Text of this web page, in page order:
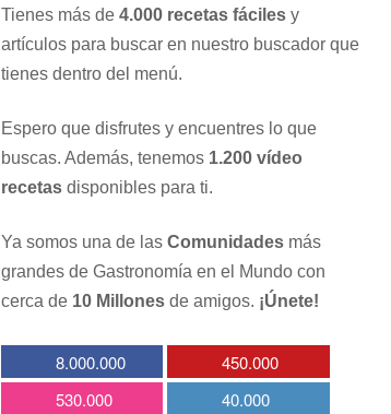
Tienes más de 4.000 recetas fácilesy
artículos para buscar en nuestro buscador que
tienes dentro del menú.
Espero que disfrutes y encuentres lo que
buscas. Además, tenemos 1.200 vídeo
recetasdisponibles para ti.
Ya somos una de las Comunidadesmás
grandes de Gastronomía en el Mundo con
cerca de 10 Millonesde amigos. ¡Únete!
8.000.000
450.000
530.000
40.000